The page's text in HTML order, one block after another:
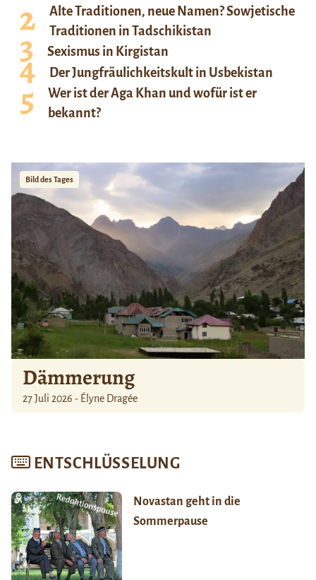
Alte Traditionen, neue Namen? Sowjetische
Traditionen in Tadschikistan
Sexismus in Kirgistan
Der Jungfräulichkeitskult in Usbekistan
Wer ist der Aga Khan und wofür ist er
bekannt?
Bild des Tages
Dämmerung
27 Juli 2026 - Élyne Dragée
ENTSCHLÜSSELUNG
Novastan geht in die
Sommerpause